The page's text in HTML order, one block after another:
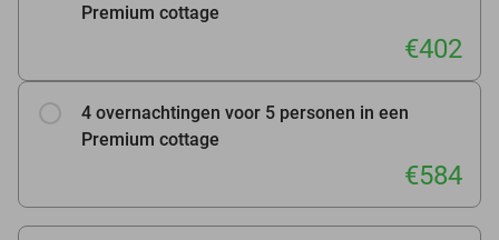
Premium cottage
€402
4 overnachtingen voor 5 personen in een
Premium cottage
€584